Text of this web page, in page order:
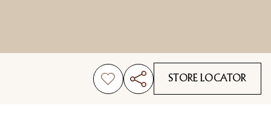
STORE LOCATOR